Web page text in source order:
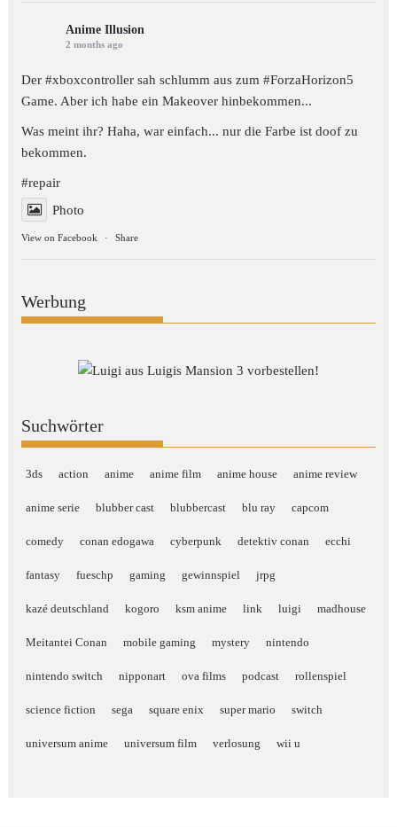
Anime Illusion
2 months ago
Der #xboxcontroller sah schlumm aus zum#ForzaHorizon5
Game. Aber ich habe ein Makeover hinbekommen...
Was meint ihr? Haha, war einfach... nur die Farbe ist doof zu
bekommen.
#repair
Photo
View on Facebook · Share
Werbung
Suchwörter
3ds action anime anime film anime house anime review
anime serie blubber cast blubbercast blu ray capcom
comedy conan edogawa cyberpunk detektiv conan ecchi
fantasy fueschp gaming gewinnspiel jrpg
kazé deutschland kogoro ksm anime link luigi madhouse
Meitantei Conan mobile gaming mystery nintendo
nintendo switch nipponart ova films podcast rollenspiel
science fiction sega square enix super mario switch
universum anime universum film verlosung wii u